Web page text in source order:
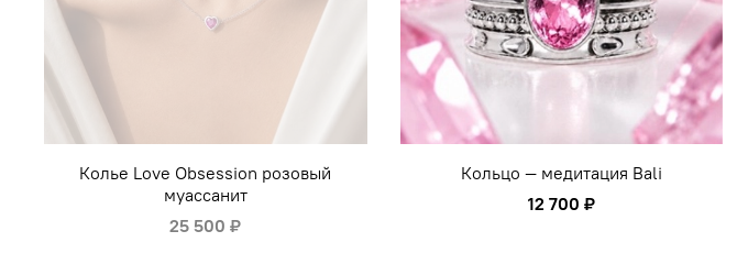
Колье Love Obsession розовый
муассанит
25 500 ₽
Кольцо — медитация Bali
12 700 ₽